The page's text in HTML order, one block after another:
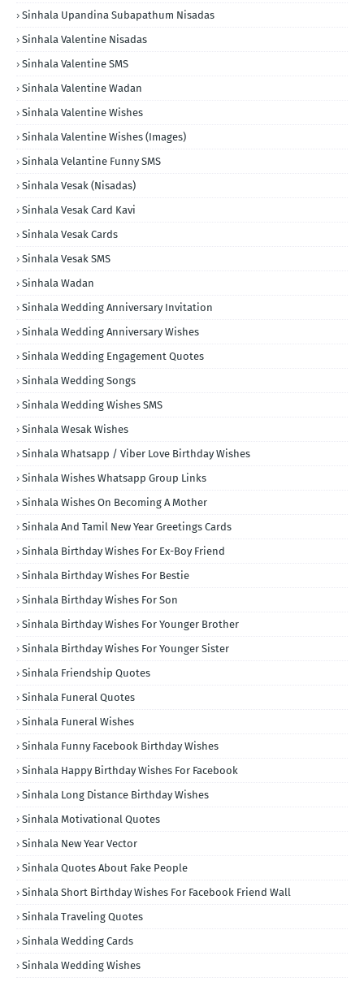
Sinhala Upandina Subapathum Nisadas
Sinhala Valentine Nisadas
Sinhala Valentine SMS
Sinhala Valentine Wadan
Sinhala Valentine Wishes
Sinhala Valentine Wishes (Images)
Sinhala Velantine Funny SMS
Sinhala Vesak (Nisadas)
Sinhala Vesak Card Kavi
Sinhala Vesak Cards
Sinhala Vesak SMS
Sinhala Wadan
Sinhala Wedding Anniversary Invitation
Sinhala Wedding Anniversary Wishes
Sinhala Wedding Engagement Quotes
Sinhala Wedding Songs
Sinhala Wedding Wishes SMS
Sinhala Wesak Wishes
Sinhala Whatsapp / Viber Love Birthday Wishes
Sinhala Wishes Whatsapp Group Links
Sinhala Wishes On Becoming A Mother
Sinhala And Tamil New Year Greetings Cards
Sinhala Birthday Wishes For Ex-Boy Friend
Sinhala Birthday Wishes For Bestie
Sinhala Birthday Wishes For Son
Sinhala Birthday Wishes For Younger Brother
Sinhala Birthday Wishes For Younger Sister
Sinhala Friendship Quotes
Sinhala Funeral Quotes
Sinhala Funeral Wishes
Sinhala Funny Facebook Birthday Wishes
Sinhala Happy Birthday Wishes For Facebook
Sinhala Long Distance Birthday Wishes
Sinhala Motivational Quotes
Sinhala New Year Vector
Sinhala Quotes About Fake People
Sinhala Short Birthday Wishes For Facebook Friend Wall
Sinhala Traveling Quotes
Sinhala Wedding Cards
Sinhala Wedding Wishes